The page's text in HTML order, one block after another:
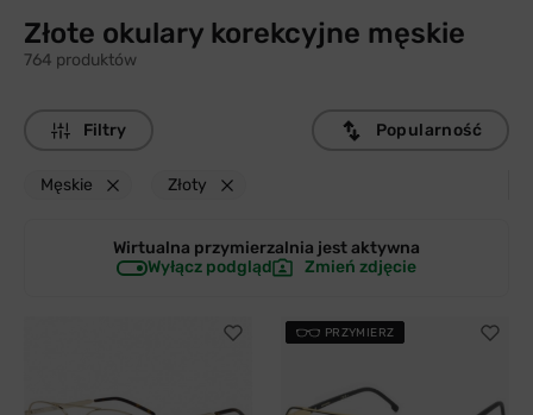
Złote okulary korekcyjne męskie
764 produktów
Filtry
Męskie Złoty
Popularność
Wirtualna przymierzalnia jestaktywna
Wyłącz podgląd
Zmień zdjęcie
PRZYMIERZ